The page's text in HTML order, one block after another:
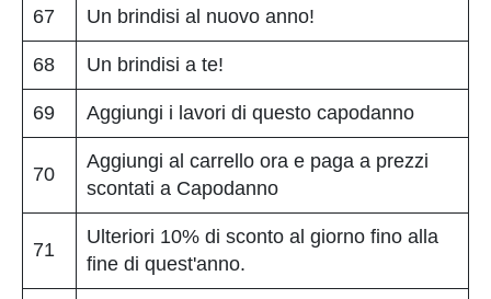
67 Un brindisi al nuovo anno!
68 Un brindisi a te!
69 Aggiungi i lavori di questo capodanno
70
Aggiungi al carrello ora e paga a prezzi
scontati a Capodanno
71
Ulteriori 10% di sconto al giorno fino alla
fine di quest'anno.